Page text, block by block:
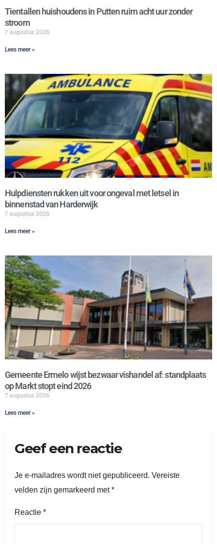
Tientallen huishoudens in Putten ruim acht uur zonder
stroom
7 augustus 2026
Lees meer »
Hulpdiensten rukken uit voor ongeval met letsel in
binnenstad van Harderwijk
7 augustus 2026
Lees meer »
Gemeente Ermelo wijst bezwaar vishandel af: standplaats
op Markt stopt eind 2026
7 augustus 2026
Lees meer »
Geef een reactie
Je e-mailadres wordt niet gepubliceerd. Vereiste
velden zijn gemarkeerd met*
Reactie *